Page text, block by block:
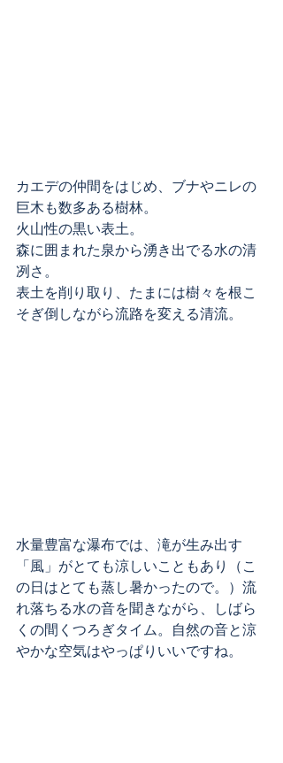
カエデの仲間をはじめ、ブナやニレの
巨木も数多ある樹林。
火山性の黒い表土。
森に囲まれた泉から湧き出でる水の清
冽さ。
表土を削り取り、たまには樹々を根こ
そぎ倒しながら流路を変える清流。
水量豊富な瀑布では、滝が生み出す
「風」がとても涼しいこともあり（こ
の日はとても蒸し暑かったので。）流
れ落ちる水の音を聞きながら、しばら
くの間くつろぎタイム。自然の音と涼
やかな空気はやっぱりいいですね。